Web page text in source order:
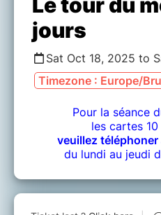
jours
Sat Oct 18, 2025 to
Timezone : Europe/
Pour la séance
les cartes
veuillez
du lundi au jeudi